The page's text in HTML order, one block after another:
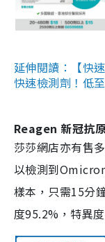
延伸閱讀：【快
快速檢測劑！低
Reagen 新冠抗
莎莎網店亦有售
以檢測到
樣本，只需15分
度95.2%，特異